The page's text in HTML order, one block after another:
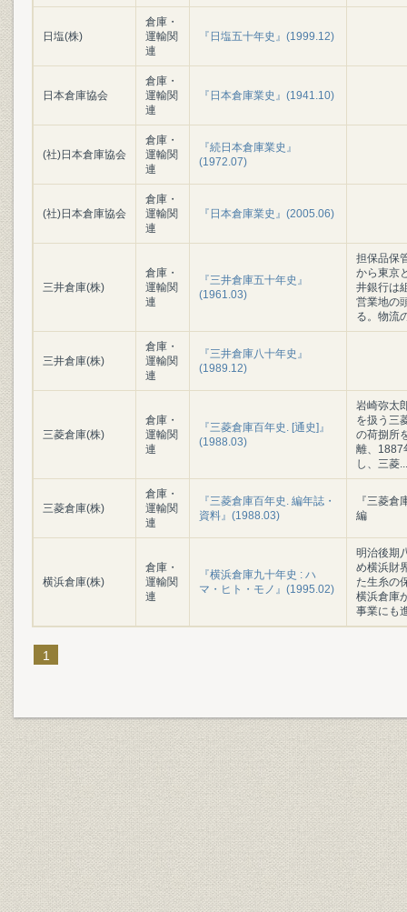
日塩(株)
倉庫・
運輸関
連
『日塩五十年史』(1999.12)
日本倉庫協会
倉庫・
運輸関
連
『日本倉庫業史』(1941.10)
(社)日本倉庫協会
倉庫・
運輸関
連
『続日本倉庫業史』
(1972.07)
(社)日本倉庫協会
倉庫・
運輸関
連
『日本倉庫業史』(2005.06)
三井倉庫(株)
倉庫・
運輸関
連
『三井倉庫五十年史』
(1961.03)
担保品保
から東京
井銀行は
営業地の
る。物流
三井倉庫(株)
倉庫・
運輸関
連
『三井倉庫八十年史』
(1989.12)
三菱倉庫(株)
倉庫・
運輸関
連
『三菱倉庫百年史. [通史]』
(1988.03)
岩崎弥太
を扱う三
の荷捌所
離、1887
し、三菱...
三菱倉庫(株)
倉庫・
運輸関
連
『三菱倉庫百年史. 編年誌・
資料』(1988.03)
『三菱
編
横浜倉庫(株)
倉庫・
運輸関
連
『横浜倉庫九十年史 : ハ
マ・ヒト・モノ』(1995.02)
明治後期
め横浜財
た生糸の
横浜倉庫
事業にも
1